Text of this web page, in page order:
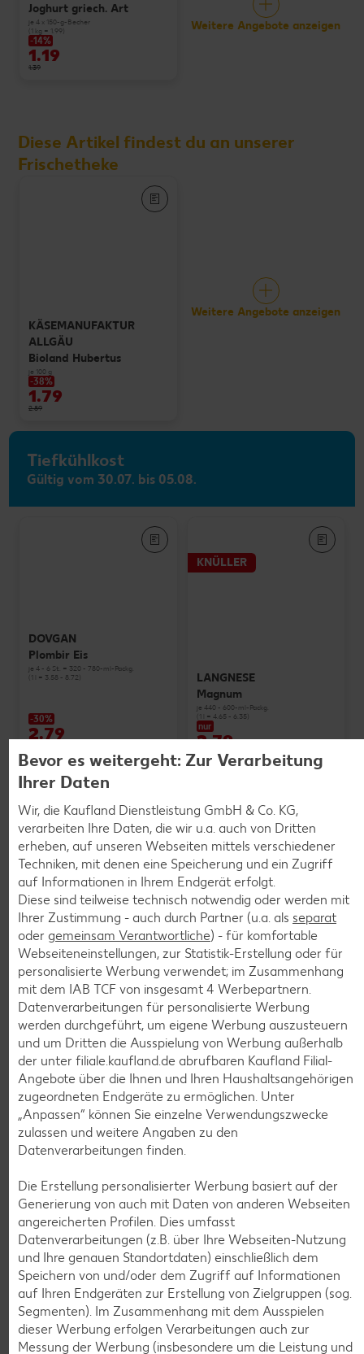
Joghurt griech. Art
je 4 x 150-g-Becher
(1 kg = 1.99)
-14%
1.19
1.39
Weitere Angebote anzeigen
Diese Artikel findest du an unserer
Frischetheke
KÄSEMANUFAKTUR
ALLGÄU
Bioland Hubertus
je 100 g
-38%
1.79
2.89
Weitere Angebote anzeigen
Tiefkühlkost
Gültig vom 30.07. bis 05.08.
DOVGAN
Plombir Eis
je 4 - 6 St. = 320 - 780-ml-Packg.
(1 l = 3.58 - 8.72)
-30%
2.79
KNÜLLER
LANGNESE
Magnum
je 440 - 600-ml-Packg.
(1 l = 4.65 - 6.35)
nur
2.79
KNÜLLER
NESTLÉ SCHÖLLER
Eisgenuss
je 4 - 9 St. = 280 - 840-ml-Packg.
nur
2.00
Weitere Angebote anzeigen
Feinkost, Konserven
Gültig vom 30.07. bis 05.08.
Frischteig-Produkt
je 260 - 600-g-Packg.
(1 kg = 3.82 - 8.81)
-23%
2.29
2.99
Bevor es weitergeht: Zur Verarbeitung
Ihrer Daten
Wir, die Kaufland Dienstleistung GmbH & Co. KG,
verarbeiten Ihre Daten, die wir u.a. auch von Dritten
erheben, auf unseren Webseiten mittels verschiedener
Techniken, mit denen eine Speicherung und ein Zugriff
auf Informationen in Ihrem Endgerät erfolgt.
Diese sind teilweise technisch notwendig oder werden mit
Ihrer Zustimmung - auch durch Partner (u.a. als separat
oder gemeinsam Verantwortliche) - für komfortable
Webseiteneinstellungen, zur Statistik-Erstellung oder für
personalisierte Werbung verwendet; im Zusammenhang
mit dem IAB TCF von insgesamt 4 Werbepartnern.
Datenverarbeitungen für personalisierte Werbung
werden durchgeführt, um eigene Werbung auszusteuern
und um Dritten die Ausspielung von Werbung außerhalb
der unter filiale.kaufland.de abrufbaren Kaufland Filial-
Angebote über die Ihnen und Ihren Haushaltsangehörigen
zugeordneten Endgeräte zu ermöglichen. Unter
„Anpassen“ können Sie einzelne Verwendungszwecke
zulassen und weitere Angaben zu den
Datenverarbeitungen finden.
Die Erstellung personalisierter Werbung basiert auf der
Generierung von auch mit Daten von anderen Webseiten
angereicherten Profilen. Dies umfasst
Datenverarbeitungen (z.B. über Ihre Webseiten-Nutzung
und Ihre genauen Standortdaten) einschließlich dem
Speichern von und/oder dem Zugriff auf Informationen
auf Ihren Endgeräten zur Erstellung von Zielgruppen (sog.
Segmenten). Im Zusammenhang mit dem Ausspielen
dieser Werbung erfolgen Verarbeitungen auch zur
Messung der Werbung (insbesondere um die Leistung und